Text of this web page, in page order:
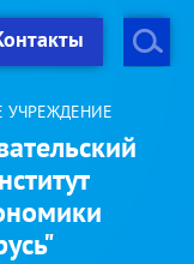
УЧРЕЖДЕНИЕ